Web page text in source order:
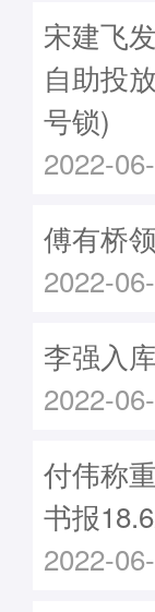
宋建飞
自助投
号锁)
2022-
傅有桥
2022-
李强入
2022-
付伟称
书报
2022-